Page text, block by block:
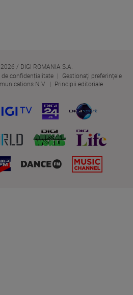
/ DIGI ROMANIA S.A.
de confidențialitate
Gestionați preferințele
N.V. Principii editoriale